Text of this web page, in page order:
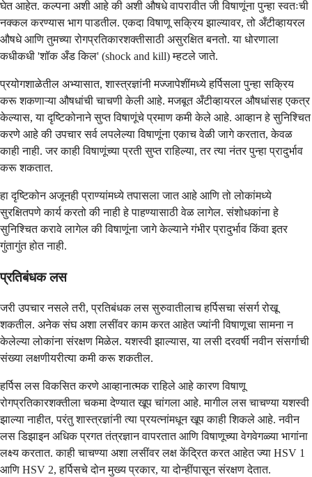
घेत आहेत. कल्पना अशी आहे की अशी औषधे वापरावीत जी विषाणूंना पुन्हा स्वतःची
नक्कल करण्यास भाग पाडतील. एकदा विषाणू सक्रिय झाल्यावर, तो अँटीव्हायरल
औषधे आणि तुमच्या रोगप्रतिकारशक्तीसाठी असुरक्षित बनतो. या धोरणाला
कधीकधी 'शॉक अँड किल' (shock and kill) म्हटले जाते.
प्रयोगशाळेतील अभ्यासात, शास्त्रज्ञांनी मज्जापेशींमध्ये हर्पिसला पुन्हा सक्रिय
करू शकणाऱ्या औषधांची चाचणी केली आहे. मजबूत अँटीव्हायरल औषधांसह एकत्र
केल्यास, या दृष्टिकोनाने सुप्त विषाणूंचे प्रमाण कमी केले आहे. आव्हान हे सुनिश्चित
करणे आहे की उपचार सर्व लपलेल्या विषाणूंना एकाच वेळी जागे करतात, केवळ
काही नाही. जर काही विषाणूंच्या प्रती सुप्त राहिल्या, तर त्या नंतर पुन्हा प्रादुर्भाव
करू शकतात.
हा दृष्टिकोन अजूनही प्राण्यांमध्ये तपासला जात आहे आणि तो लोकांमध्ये
सुरक्षितपणे कार्य करतो की नाही हे पाहण्यासाठी वेळ लागेल. संशोधकांना हे
सुनिश्चित करावे लागेल की विषाणूंना जागे केल्याने गंभीर प्रादुर्भाव किंवा इतर
गुंतागुंत होत नाही.
प्रतिबंधक लस
जरी उपचार नसले तरी, प्रतिबंधक लस सुरुवातीलाच हर्पिसचा संसर्ग रोखू
शकतील. अनेक संघ अशा लसींवर काम करत आहेत ज्यांनी विषाणूचा सामना न
केलेल्या लोकांना संरक्षण मिळेल. यशस्वी झाल्यास, या लसी दरवर्षी नवीन संसर्गाची
संख्या लक्षणीयरीत्या कमी करू शकतील.
हर्पिस लस विकसित करणे आव्हानात्मक राहिले आहे कारण विषाणू
रोगप्रतिकारशक्तीला चकमा देण्यात खूप चांगला आहे. मागील लस चाचण्या यशस्वी
झाल्या नाहीत, परंतु शास्त्रज्ञांनी त्या प्रयत्नांमधून खूप काही शिकले आहे. नवीन
लस डिझाइन अधिक प्रगत तंत्रज्ञान वापरतात आणि विषाणूच्या वेगवेगळ्या भागांना
लक्ष्य करतात. काही चाचण्या अशा लसींवर लक्ष केंद्रित करत आहेत ज्या HSV 1
आणि HSV 2, हर्पिसचे दोन मुख्य प्रकार, या दोन्हींपासून संरक्षण देतात.